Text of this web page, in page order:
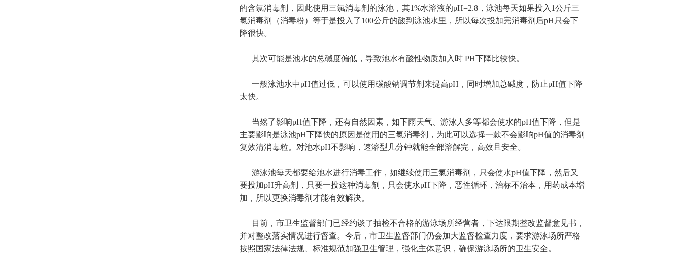
的含氯消毒剂，因此使用三氯消毒剂的泳池，其1%水溶液的pH=2.8，泳池每天如果投入1公斤三
氯消毒剂（消毒粉）等于是投入了100公斤的酸到泳池水里，所以每次投加完消毒剂后pH只会下
降很快。
其次可能是池水的总碱度偏低，导致池水有酸性物质加入时 PH下降比较快。
一般泳池水中pH值过低，可以使用碳酸钠调节剂来提高pH，同时增加总碱度，防止pH值下降
太快。
当然了影响pH值下降，还有自然因素，如下雨天气、游泳人多等都会使水的pH值下降，但是
主要影响是泳池pH下降快的原因是使用的三氯消毒剂，为此可以选择一款不会影响pH值的消毒剂
复效清消毒粒。对池水pH不影响，速溶型几分钟就能全部溶解完，高效且安全。
游泳池每天都要给池水进行消毒工作，如继续使用三氯消毒剂，只会使水pH值下降，然后又
要投加pH升高剂，只要一投这种消毒剂，只会使水pH下降，恶性循环，治标不治本，用药成本增
加，所以更换消毒剂才能有效解决。
目前，市卫生监督部门已经约谈了抽检不合格的游泳场所经营者，下达限期整改监督意见书，
并对整改落实情况进行督查。今后，市卫生监督部门仍会加大监督检查力度，要求游泳场所严格
按照国家法律法规、标准规范加强卫生管理，强化主体意识，确保游泳场所的卫生安全。